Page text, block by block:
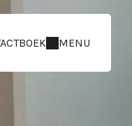
BOEK MENU